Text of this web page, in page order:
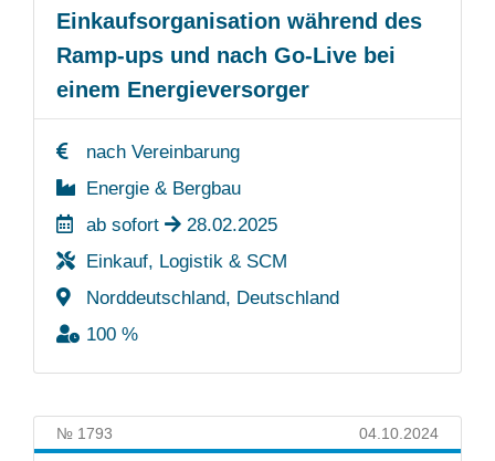
Einkaufsorganisation während des
Ramp-ups und nach Go-Live bei
einem Energieversorger
nach Vereinbarung
Energie & Bergbau
ab sofort
28.02.2025
Einkauf, Logistik & SCM
Norddeutschland, Deutschland
100 %
№ 1793 04.10.2024